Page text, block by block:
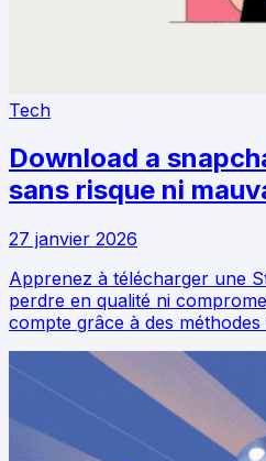
Tech
Download a
sans risque ni
27 janvier 2026
Apprenez à télécharger une
perdre en qualité ni
compte grâce à des